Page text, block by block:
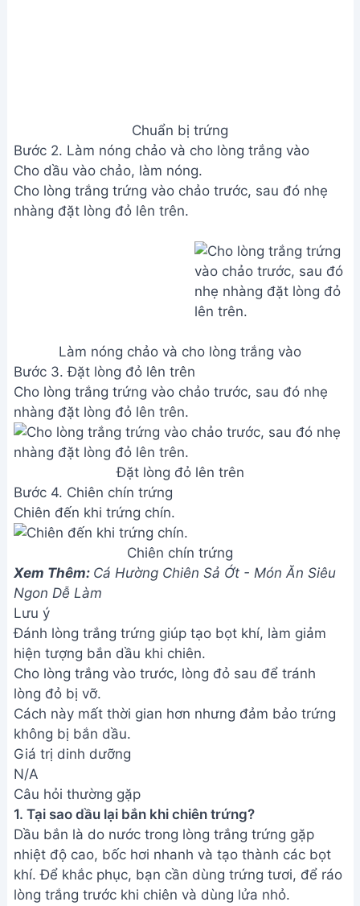
Chuẩn bị trứng
Bước 2. Làm nóng chảo và cho lòng trắng vào
Cho dầu vào chảo, làm nóng.
Cho lòng trắng trứng vào chảo trước, sau đó nhẹ
nhàng đặt lòng đỏ lên trên.
Làm nóng chảo và cho lòng trắng vào
Bước 3. Đặt lòng đỏ lên trên
Cho lòng trắng trứng vào chảo trước, sau đó nhẹ
nhàng đặt lòng đỏ lên trên.
Đặt lòng đỏ lên trên
Bước 4. Chiên chín trứng
Chiên đến khi trứng chín.
Chiên chín trứng
Xem Thêm: Cá Hường Chiên Sả Ớt - Món Ăn Siêu
Ngon Dễ Làm
Lưu ý
Đánh lòng trắng trứng giúp tạo bọt khí, làm giảm
hiện tượng bắn dầu khi chiên.
Cho lòng trắng vào trước, lòng đỏ sau để tránh
lòng đỏ bị vỡ.
Cách này mất thời gian hơn nhưng đảm bảo trứng
không bị bắn dầu.
Giá trị dinh dưỡng
N/A
Câu hỏi thường gặp
1. Tại sao dầu lại bắn khi chiên trứng?
Dầu bắn là do nước trong lòng trắng trứng gặp
nhiệt độ cao, bốc hơi nhanh và tạo thành các bọt
khí. Để khắc phục, bạn cần dùng trứng tươi, để ráo
lòng trắng trước khi chiên và dùng lửa nhỏ.